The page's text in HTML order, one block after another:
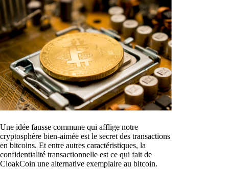
Une idée fausse commune qui afflige notre
cryptosphère bien-aimée est le secret des transactions
en bitcoins. Et entre autres caractéristiques, la
confidentialité transactionnelle est ce qui fait de
CloakCoin une alternative exemplaire au bitcoin.